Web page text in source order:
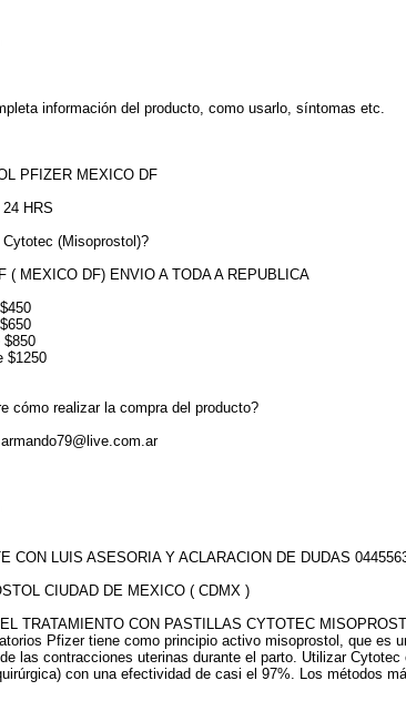
información del producto, como usarlo, síntomas etc.
PFIZER MEXICO DF
HRS
(Misoprostol)?
( MEXICO DF) ENVIO A TODA A REPUBLICA
$850
$1250
cómo realizar la compra del producto?
CON LUIS ASESORIA Y ACLARACION DE DUDAS
CIUDAD DE MEXICO ( CDMX )
TRATAMIENTO CON PASTILLAS CYTOTEC
Pfizer tiene como principio activo misoprostol, que es
las contracciones uterinas durante el parto. Utilizar
con una efectividad de casi el 97%. Los métodos